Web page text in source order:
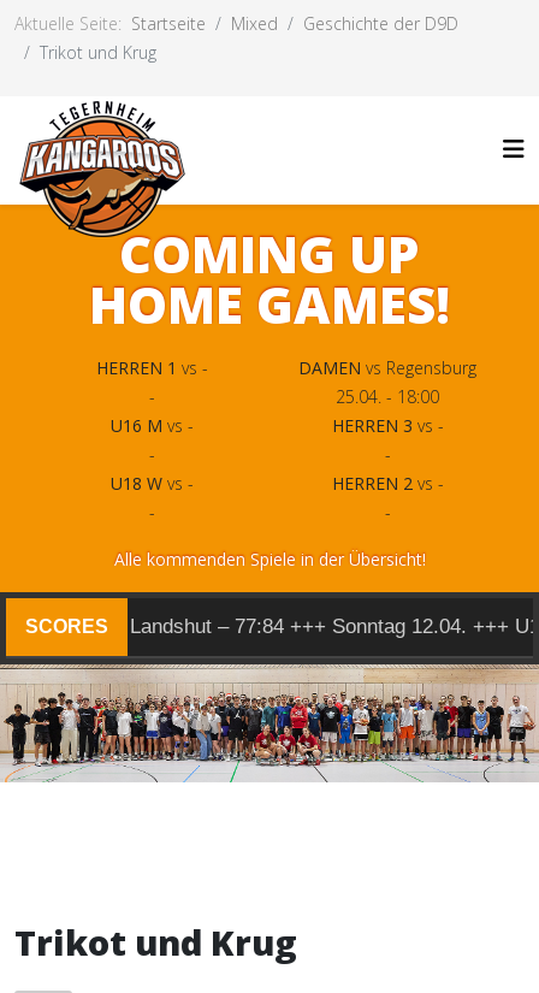
Aktuelle Seite: Startseite Mixed
Geschichte der D9D
Trikot und Krug
COMING UP
HOME GAMES!
HERREN 1 vs -
-
DAMEN vs Regensburg
25.04. - 18:00
U16 M vs -
-
HERREN 3 vs -
-
U18 Wvs -
-
HERREN 2vs -
-
Alle kommenden Spiele in der Übersicht!
SCORES
Herren 1 @ Landshut – 77:84 +++ Sonntag 12.04. +++
Trikot und Krug